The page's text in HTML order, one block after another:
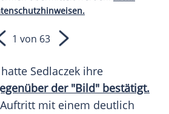
1 von 63
hatte Sedlaczek ihre
der "Bild" bestätigt.
mit einem deutlich